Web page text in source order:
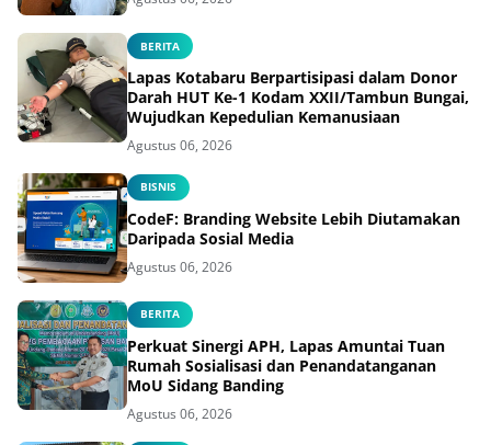
BERITA
Lapas Kotabaru Berpartisipasi dalam Donor
Darah HUT Ke-1 Kodam XXII/Tambun Bungai,
Wujudkan Kepedulian Kemanusiaan
Agustus 06, 2026
BISNIS
CodeF: Branding Website Lebih Diutamakan
Daripada Sosial Media
Agustus 06, 2026
BERITA
Perkuat Sinergi APH, Lapas Amuntai Tuan
Rumah Sosialisasi dan Penandatanganan
MoU Sidang Banding
Agustus 06, 2026